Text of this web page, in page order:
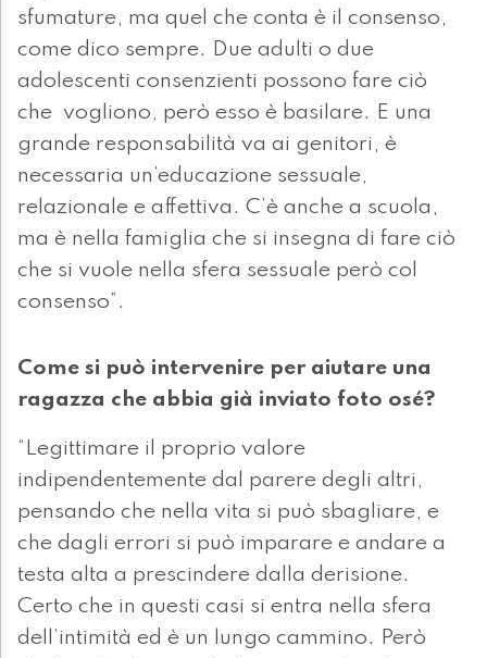
sfumature, ma quel che conta è il consenso,
come dico sempre. Due adulti o due
adolescenti consenzienti possono fare ciò
che vogliono, però esso è basilare. E una
grande responsabilità va ai genitori, è
necessaria un’educazione sessuale,
relazionale e affettiva. C’è anche a scuola,
ma è nella famiglia che si insegna di fare ciò
che si vuole nella sfera sessuale però col
consenso”.
Come si può intervenire per aiutare una
ragazza che abbia già inviato foto osé?
“Legittimare il proprio valore
indipendentemente dal parere degli altri,
pensando che nella vita si può sbagliare, e
che dagli errori si può imparare e andare a
testa alta a prescindere dalla derisione.
Certo che in questi casi si entra nella sfera
dell’intimità ed è un lungo cammino. Però